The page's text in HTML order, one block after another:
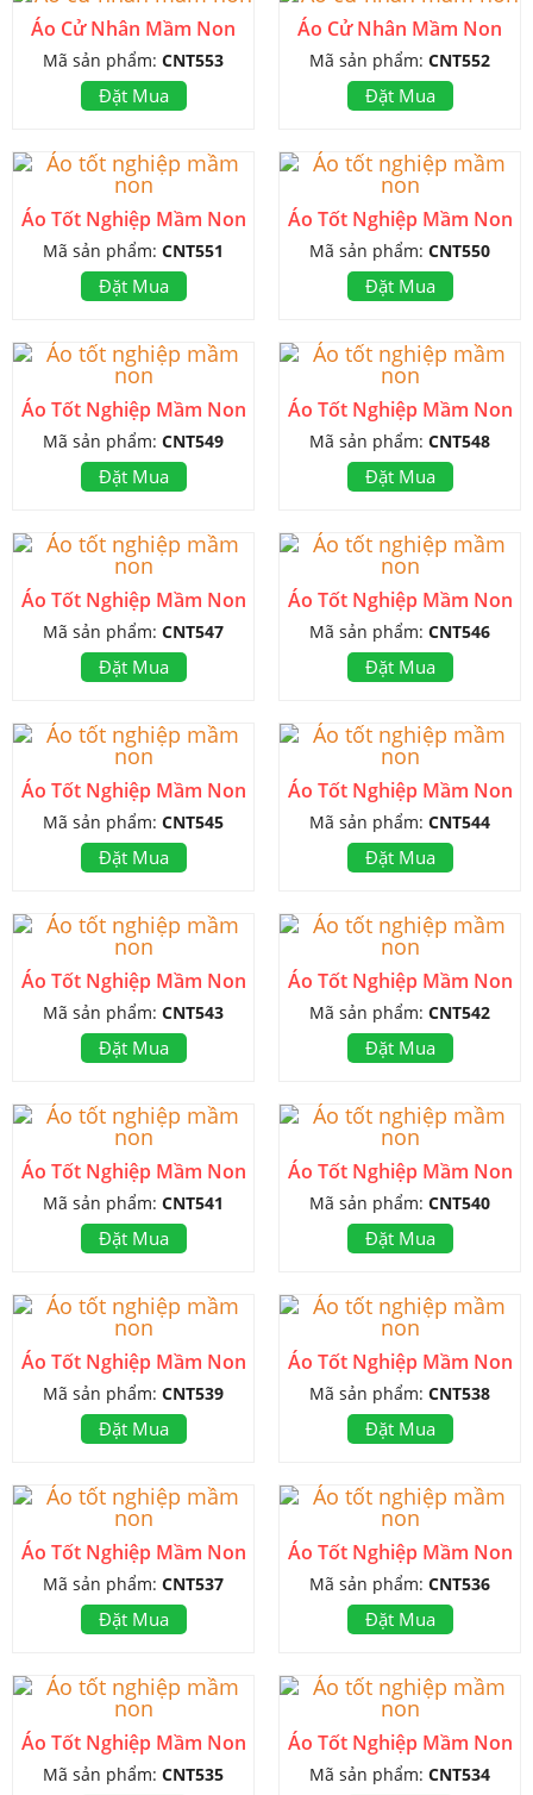
Áo Cử Nhân Mầm Non
Mã sản phẩm: CNT553
Đặt Mua
Áo Cử Nhân Mầm Non
Mã sản phẩm: CNT552
Đặt Mua
Áo Tốt Nghiệp Mầm Non
Mã sản phẩm: CNT551
Đặt Mua
Áo Tốt Nghiệp Mầm Non
Mã sản phẩm: CNT550
Đặt Mua
Áo Tốt Nghiệp Mầm Non
Mã sản phẩm: CNT549
Đặt Mua
Áo Tốt Nghiệp Mầm Non
Mã sản phẩm: CNT548
Đặt Mua
Áo Tốt Nghiệp Mầm Non
Mã sản phẩm: CNT547
Đặt Mua
Áo Tốt Nghiệp Mầm Non
Mã sản phẩm: CNT546
Đặt Mua
Áo Tốt Nghiệp Mầm Non
Mã sản phẩm: CNT545
Đặt Mua
Áo Tốt Nghiệp Mầm Non
Mã sản phẩm: CNT544
Đặt Mua
Áo Tốt Nghiệp Mầm Non
Mã sản phẩm: CNT543
Đặt Mua
Áo Tốt Nghiệp Mầm Non
Mã sản phẩm: CNT542
Đặt Mua
Áo Tốt Nghiệp Mầm Non
Mã sản phẩm: CNT541
Đặt Mua
Áo Tốt Nghiệp Mầm Non
Mã sản phẩm: CNT540
Đặt Mua
Áo Tốt Nghiệp Mầm Non
Mã sản phẩm: CNT539
Đặt Mua
Áo Tốt Nghiệp Mầm Non
Mã sản phẩm: CNT538
Đặt Mua
Áo Tốt Nghiệp Mầm Non
Mã sản phẩm: CNT537
Đặt Mua
Áo Tốt Nghiệp Mầm Non
Mã sản phẩm: CNT536
Đặt Mua
Áo Tốt Nghiệp Mầm Non
Mã sản phẩm: CNT535
Áo Tốt Nghiệp Mầm Non
Mã sản phẩm: CNT534